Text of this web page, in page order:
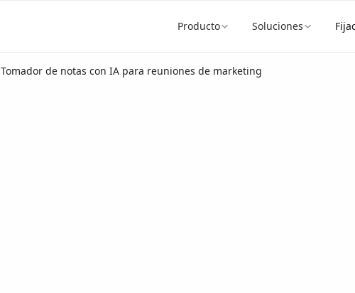
Producto Soluciones
Tomador de notas con IA para reuniones de marketing